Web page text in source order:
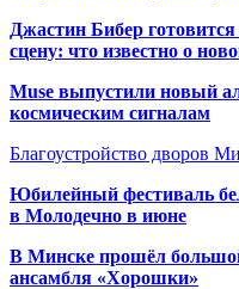
Джастин Бибер
сцену: что известно о
Muse выпустили новый
космическим сигналам
Благоустройство дворов
Юбилейный фестиваль
в Молодечно в июне
В Минске прошёл
ансамбля «Хорошки»